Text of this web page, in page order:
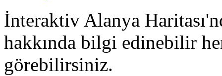
İnteraktiv Alanya
hakkında bilgi edinebilir
görebilirsiniz.